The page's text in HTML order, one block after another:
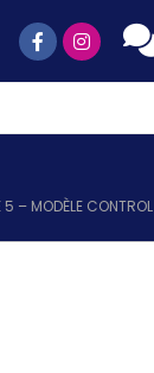
5 – MODÈLE CONTROL